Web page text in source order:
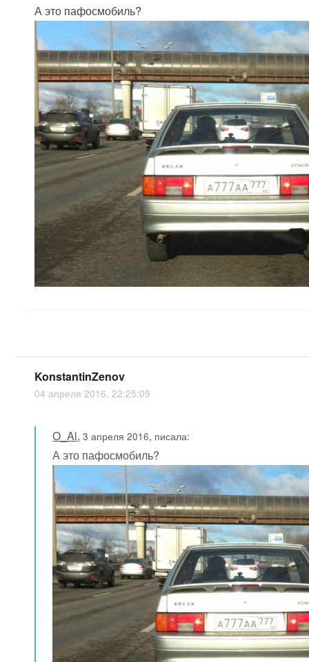
А это пафосмобиль?
KonstantinZenov
04 апреля 2016, 22:25:09
O_Al,3 апреля 2016, писала:
А это пафосмобиль?